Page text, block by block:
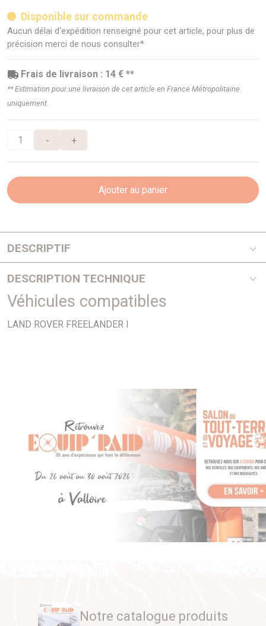
Disponible sur commande
Aucun délai d'expédition renseigné pour cet article, pour plus de
précision merci de nous consulter*
Frais de livraison : 14 € **
** Estimation pour une livraison de cet article en France Métropolitaine
uniquement.
- +
Ajouter au panier
DESCRIPTIF
DESCRIPTION TECHNIQUE
PHOTO NON CONTRACTUELLE
Véhicules compatibles
LAND ROVER FREELANDER I
Notre catalogue produits